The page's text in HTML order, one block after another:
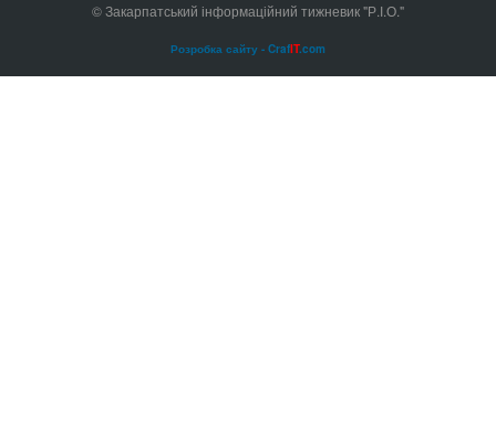
© Закарпатський інформаційний тижневик "Р.І.О."
Розробка сайту - CrafIT.com